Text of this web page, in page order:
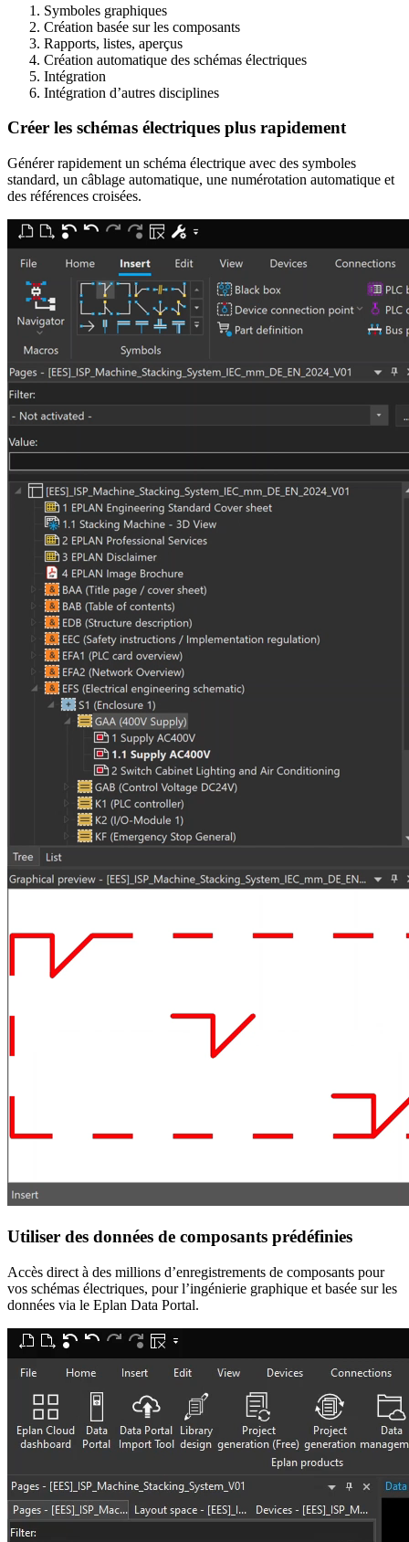
Symboles graphiques
Création basée sur les composants
Rapports, listes, aperçus
Création automatique des schémas électriques
Intégration
Intégration d’autres disciplines
Créer les schémas électriques plus rapidement
Générer rapidement un schéma électrique avec des symboles
standard, un câblage automatique, une numérotation automatique et
des références croisées.
Utiliser des données de composants prédéfinies
Accès direct à des millions d’enregistrements de composants pour
vos schémas électriques, pour l’ingénierie graphique et basée sur les
données via le Eplan Data Portal.